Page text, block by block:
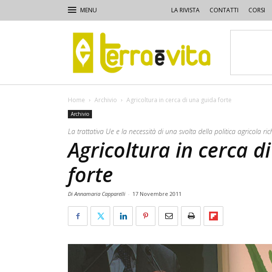
LA RIVISTA CONTATTI CORSI
Terra
e
Vita
Home Archivio Agricoltura in cerca di una guida forte
Archivio
La trattativa Ue e la necessità di una svolta della politica agricola
Agricoltura in cerca
forte
Di Annamaria Capparelli - 17 Novembre 2011